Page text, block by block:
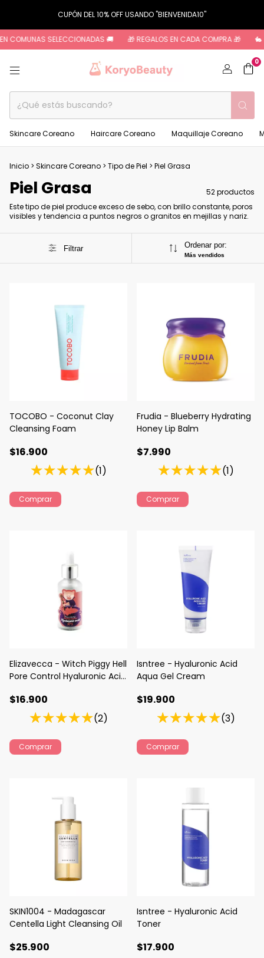
CUPÓN DEL 10% OFF USANDO "BIENVENIDA10"
SELECCIONADAS 🚚 🎁 REGALOS EN CADA COMPRA 🎁 🐇
0
Skincare Coreano Haircare Coreano Maquillaje Coreano
Inicio > Skincare Coreano > Tipo de Piel > Piel Grasa
Piel Grasa
52 productos
Este tipo de piel produce exceso de sebo, con brillo constante, poros
visibles y tendencia a puntos negros o granitos en mejillas y nariz.
Filtrar Ordenar por:
Más vendidos
TOCOBO - Coconut Clay
Cleansing Foam
$16.900
(1)
Frudia - Blueberry Hydrating
Honey Lip Balm
$7.990
(1)
Elizavecca - Witch Piggy Hell
Pore Control Hyaluronic Acid
$16.900
(2)
Isntree - Hyaluronic Acid
Aqua Gel Cream
$19.900
(3)
SKIN1004 - Madagascar
Centella Light Cleansing Oil
$25.900
Isntree - Hyaluronic Acid
Toner
$17.900